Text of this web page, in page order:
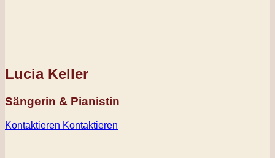
Lucia Keller
Sängerin & Pianistin
Kontaktieren Kontaktieren